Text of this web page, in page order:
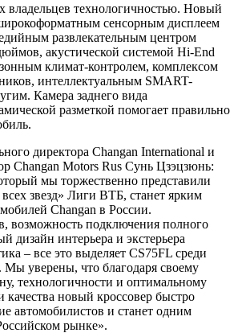
владельцев технологичностью. Новый
сенсорным дисплеем
развлекательным центром
акустической системой Hi-End
климат-контролем, комплексом
интеллектуальным SMART-
Камера заднего вида
разметкой помогает правильно
директора Changan International и
Changan Motors Rus Сунь Цзэцзюнь:
мы торжественно представили
звезд» Лиги ВТБ, станет ярким
Changan в России.
возможность подключения полного
дизайн интерьера и экстерьера
– все это выделяет CS75FL среди
Мы уверены, что благодаря своему
технологичности и оптимальному
новый кроссовер быстро
автомобилистов и станет одним
рынке».